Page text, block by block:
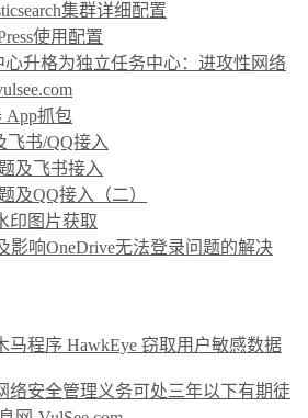
集群详细配置
使用配置
升格为独立任务中心：进攻性网络
App抓包
飞书/QQ接入
及飞书接入
及QQ接入（二）
印图片获取
影响OneDrive无法登录问题的解决
马程序 HawkEye 窃取用户敏感数据